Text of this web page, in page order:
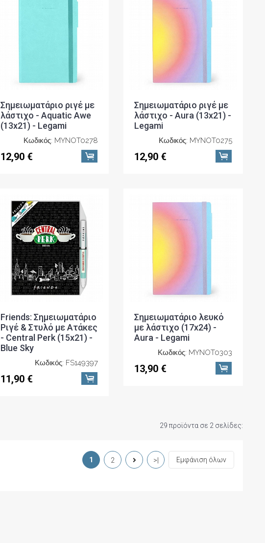
Σημειωματάριο ριγέ με
λάστιχο - Aquatic Awe
(13x21) - Legami
Κωδικός: MYNOT0278
12,90 €
Σημειωματάριο ριγέ με
λάστιχο - Aura (13x21) -
Legami
Κωδικός: MYNOT0275
12,90 €
Friends: Σημειωματάριο
Ριγέ & Στυλό με Ατάκες
- Central Perk (15x21) -
Blue Sky
Κωδικός: FS149397
11,90 €
Σημειωματάριο λευκό
με λάστιχο (17x24) -
Aura - Legami
Κωδικός: MYNOT0303
13,90 €
29 προϊόντα σε 2 σελίδες:
1 2 >| Εμφάνιση όλων